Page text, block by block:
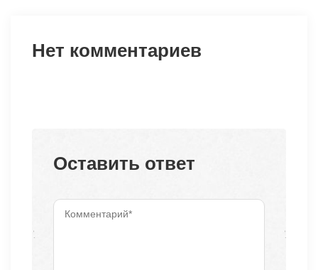
Нет комментариев
Оставить ответ